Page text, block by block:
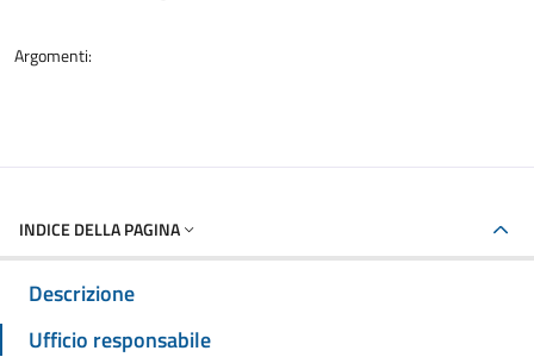
Argomenti:
INDICE DELLA PAGINA
Descrizione
Ufficio responsabile